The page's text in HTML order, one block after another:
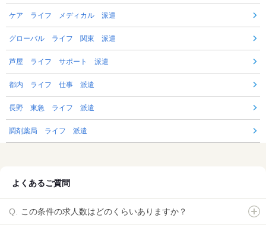
ケア ライフ メディカル 派遣
グローバル ライフ 関東 派遣
芦屋 ライフ サポート 派遣
都内 ライフ 仕事 派遣
長野 東急 ライフ 派遣
調剤薬局 ライフ 派遣
よくあるご質問
この条件の求人数はどのくらいありますか？